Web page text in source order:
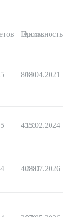
Просм.
Активность
8086
14.04.2021
4353
13.02.2024
40881
24.07.2026